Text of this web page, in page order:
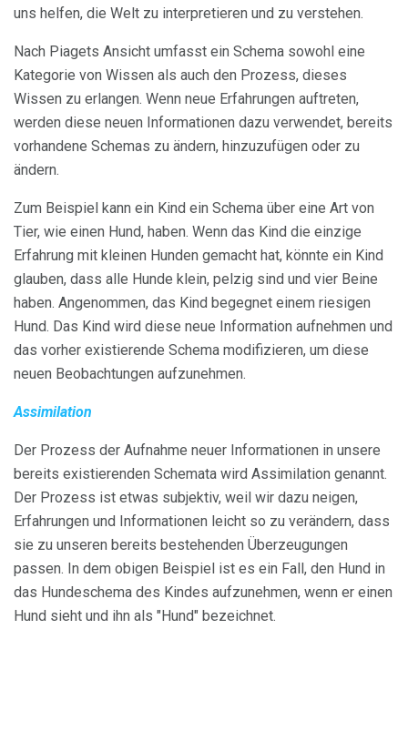
uns helfen, die Welt zu interpretieren und zu verstehen.
Nach Piagets Ansicht umfasst ein Schema sowohl eine
Kategorie von Wissen als auch den Prozess, dieses
Wissen zu erlangen. Wenn neue Erfahrungen auftreten,
werden diese neuen Informationen dazu verwendet, bereits
vorhandene Schemas zu ändern, hinzuzufügen oder zu
ändern.
Zum Beispiel kann ein Kind ein Schema über eine Art von
Tier, wie einen Hund, haben. Wenn das Kind die einzige
Erfahrung mit kleinen Hunden gemacht hat, könnte ein Kind
glauben, dass alle Hunde klein, pelzig sind und vier Beine
haben. Angenommen, das Kind begegnet einem riesigen
Hund. Das Kind wird diese neue Information aufnehmen und
das vorher existierende Schema modifizieren, um diese
neuen Beobachtungen aufzunehmen.
Assimilation
Der Prozess der Aufnahme neuer Informationen in unsere
bereits existierenden Schemata wird Assimilation genannt.
Der Prozess ist etwas subjektiv, weil wir dazu neigen,
Erfahrungen und Informationen leicht so zu verändern, dass
sie zu unseren bereits bestehenden Überzeugungen
passen. In dem obigen Beispiel ist es ein Fall, den Hund in
das Hundeschema des Kindes aufzunehmen, wenn er einen
Hund sieht und ihn als "Hund" bezeichnet.